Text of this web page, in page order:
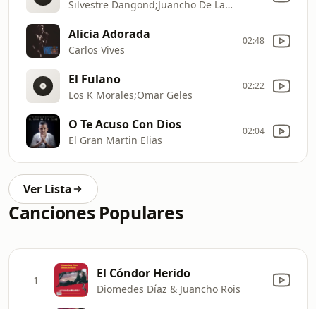
Silvestre Dangond;Juancho De La Espriella
Alicia Adorada
Carlos Vives
02:48
El Fulano
Los K Morales;Omar Geles
02:22
O Te Acuso Con Dios
El Gran Martin Elias
02:04
Ver Lista
Canciones Populares
1 El Cóndor Herido
Diomedes Díaz & Juancho Rois